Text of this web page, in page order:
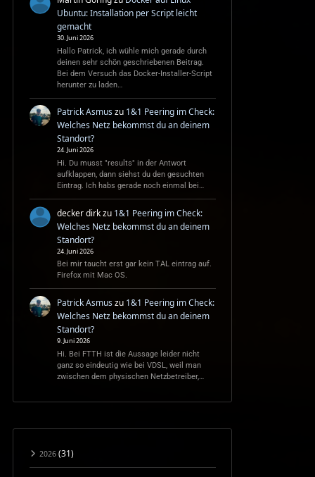
Ubuntu: Installation per Script leicht
gemacht
30. Juni 2026
Hallo Patrick, ich wühle mich gerade durch
deinen sehr schön geschriebenen Beitrag.
Bei dem Versuch das Docker-Installer-Script
herunter zu laden…
Patrick Asmuszu 1&1 Peering im Check:
Welches Netz bekommst du an deinem
Standort?
24. Juni 2026
Hi. Du musst "results" in der Antwort
aufklappen, dann siehst du den gesuchten
Eintrag. Ich habs gerade noch einmal bei…
decker dirkzu 1&1 Peering im Check:
Welches Netz bekommst du an deinem
Standort?
24. Juni 2026
Bei mir taucht erst gar kein TAL eintrag auf.
Firefox mit Mac OS.
Patrick Asmuszu 1&1 Peering im Check:
Welches Netz bekommst du an deinem
Standort?
9. Juni 2026
Hi. Bei FTTH ist die Aussage leider nicht
ganz so eindeutig wie bei VDSL, weil man
zwischen dem physischen Netzbetreiber,…
2026(31)